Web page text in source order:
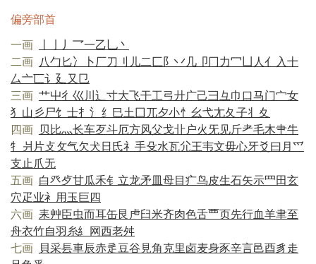
偏旁部首
一画
丨 亅 丿 乛一乙乚丶
二画 八勹匕冫 卜厂刀 刂 儿二匚阝 丷几 卩冂力冖凵人亻 入十
厶亠匸讠 廴 又㔾
三画 艹屮彳 巛川辶 寸大飞干工弓廾广己彐彑巾口马门宀女
犭 山彡尸饣 士扌 氵 纟 巳土囗兀夕小忄 幺弋尢夂子丬 夊
四画 贝比灬长车歹斗厄方风父戈卝户火旡见斤耂毛木肀牛
牜 爿片攴攵气欠犬日氏礻 手殳水瓦尣王韦文毋心牙爻曰月爫
支止爪无
五画 白癶歺甘瓜禾钅 立龙矛皿母目疒鸟皮生石矢示罒田玄
穴疋业衤 用玉巨四
六画 耒艸臣虫而耳缶艮 虍臼米齐肉色舌覀页先行血羊聿至
舟衣竹自羽糸糹 网西老舛
七画 貝采镸車辰赤辵豆谷見角克里卤麦身豕辛言邑酉豸走